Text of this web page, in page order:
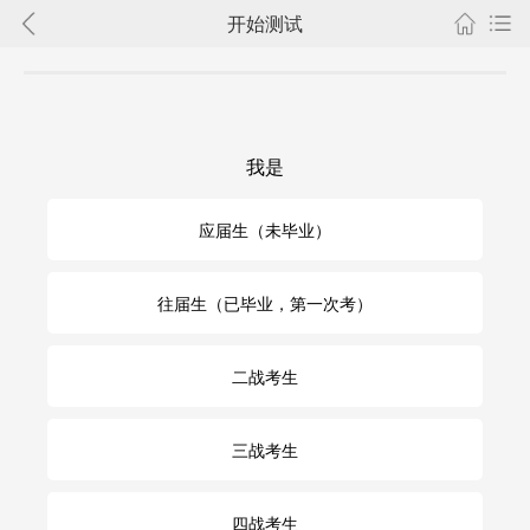
开始测试
我是
应届生（未毕业）
往届生（已毕业，第一次考）
二战考生
三战考生
四战考生